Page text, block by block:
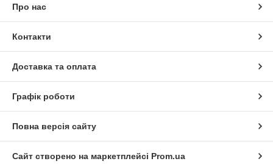
Про нас
Контакти
Доставка та оплата
Графік роботи
Повна версія сайту
Сайт створено на маркетплейсі Prom.ua